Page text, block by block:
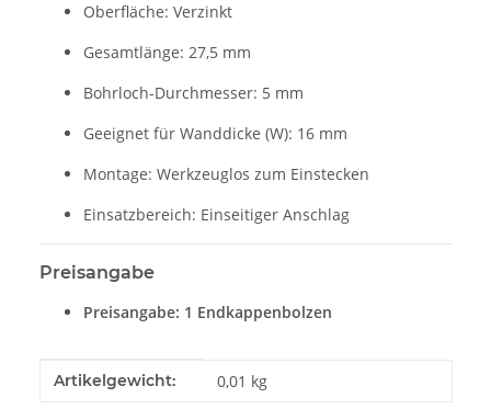
Oberfläche: Verzinkt
Gesamtlänge: 27,5 mm
Bohrloch-Durchmesser: 5 mm
Geeignet für Wanddicke (W): 16 mm
Montage: Werkzeuglos zum Einstecken
Einsatzbereich: Einseitiger Anschlag
Preisangabe
Preisangabe: 1 Endkappenbolzen
Produkteigenschaft
Wert
Artikelgewicht: 0,01 kg